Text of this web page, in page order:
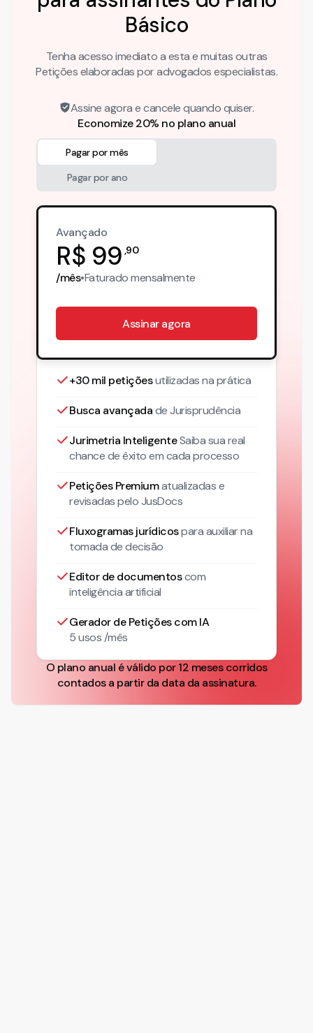
Básico
Tenha acesso imediato a esta e muitas outras
Petições elaboradas por advogados especialistas.
Assine agora e cancele quando quiser.
Economize 20% no plano anual
Pagar por mês
Pagar por ano
Avançado
R$ 99 ,90
/mês•Faturadomensalmente
Assinar agora
+30 mil petiçõesutilizadas na prática
Busca avançadade Jurisprudência
Jurimetria InteligenteSaiba sua real
chance de êxito em cada processo
Petições Premiumatualizadase
revisadas pelo JusDocs
Fluxogramas jurídicospara auxiliar na
tomada de decisão
Editor de documentoscom
inteligência artificial
Gerador de Petições com IA
5 usos /mês
O plano anual é válido por 12 meses corridos
contados a partir da data da assinatura.